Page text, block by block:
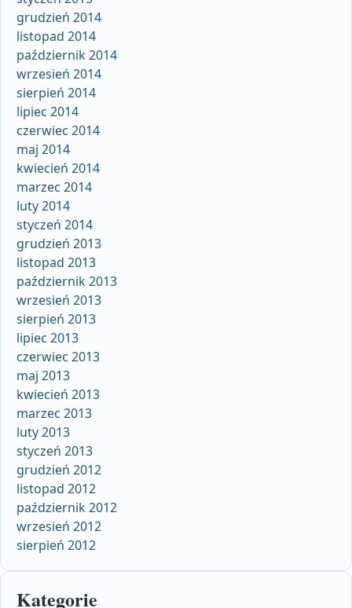
grudzień 2014
listopad 2014
październik 2014
wrzesień 2014
sierpień 2014
lipiec 2014
czerwiec 2014
maj 2014
kwiecień 2014
marzec 2014
luty 2014
styczeń 2014
grudzień 2013
listopad 2013
październik 2013
wrzesień 2013
sierpień 2013
lipiec 2013
czerwiec 2013
maj 2013
kwiecień 2013
marzec 2013
luty 2013
styczeń 2013
grudzień 2012
listopad 2012
październik 2012
wrzesień 2012
sierpień 2012
Kategorie